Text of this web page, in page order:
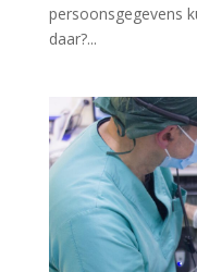
persoonsgegevens
daar?...